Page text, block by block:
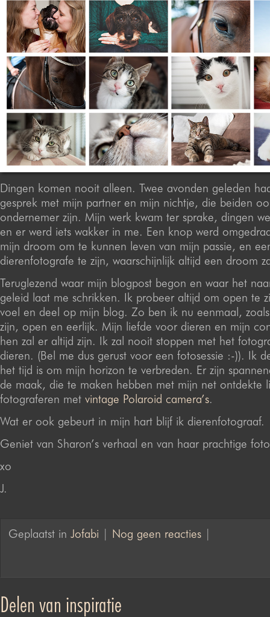
Dingen komen nooit alleen. Twee avonden geleden
gesprek met mijn partner en mijn nichtje, die beiden
ondernemer zijn. Mijn werk kwam ter sprake, dingen
en er werd iets wakker in me. Een knop werd
mijn droom om te kunnen leven van mijn passie, en
dierenfotografe te zijn, waarschijnlijk altijd een droom
Teruglezend waar mijn blogpost begon en waar het
geleid laat me schrikken. Ik probeer altijd om open te
voel en deel op mijn blog. Zo ben ik nu eenmaal,
zijn, open en eerlijk. Mijn liefde voor dieren en mijn
hen zal er altijd zijn. Ik zal nooit stoppen met het
dieren. (Bel me dus gerust voor een fotosessie :-)). Ik
het tijd is om mijn horizon te verbreden. Er zijn
de maak, die te maken hebben met mijn net ontdekte
fotograferen met vintage Polaroid camera’s.
Wat er ook gebeurt in mijn hart blijf ik dierenfotograaf.
Geniet van Sharon’s verhaal en van haar prachtige
xo
J.
Geplaatst in Jofabi Nog geen reacties
Delen van inspiratie